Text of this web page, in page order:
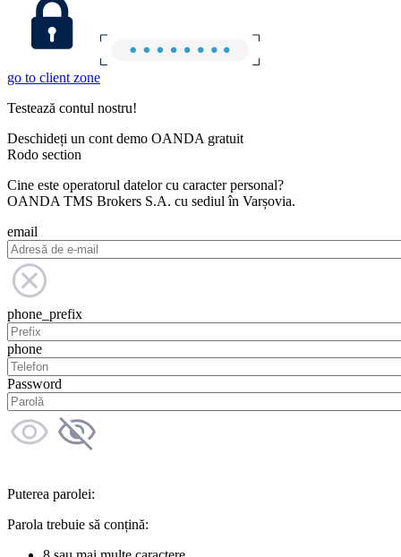
go to client zone
Testează contul nostru!
Deschideți un cont demo OANDA gratuit
Rodo section
Cine este operatorul datelor cu caracter personal?
OANDA TMS Brokers S.A. cu sediul în Varșovia.
email
phone_prefix
phone
Password
Puterea parolei:
Parola trebuie să conțină: